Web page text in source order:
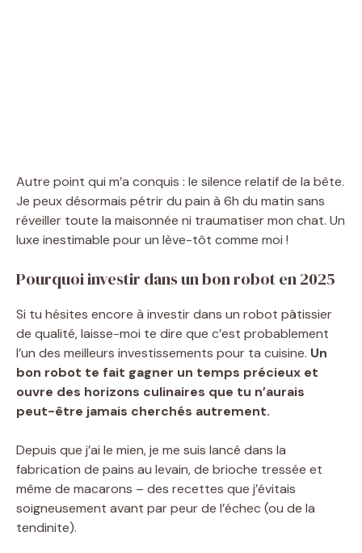
Autre point qui m’a conquis : le silence relatif de la bête.
Je peux désormais pétrir du pain à 6h du matin sans
réveiller toute la maisonnée ni traumatiser mon chat. Un
luxe inestimable pour un lève-tôt comme moi !
Pourquoi investir dans un bon robot en 2025
Si tu hésites encore à investir dans un robot pâtissier
de qualité, laisse-moi te dire que c’est probablement
l’un des meilleurs investissements pour ta cuisine. Un
bon robot te fait gagner un temps précieux et
ouvre des horizons culinaires que tu n’aurais
peut-être jamais cherchés autrement.
Depuis que j’ai le mien, je me suis lancé dans la
fabrication de pains au levain, de brioche tressée et
même de macarons – des recettes que j’évitais
soigneusement avant par peur de l’échec (ou de la
tendinite).